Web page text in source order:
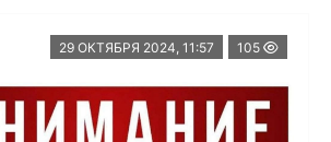
29 ОКТЯБРЯ 2024, 11:57 105